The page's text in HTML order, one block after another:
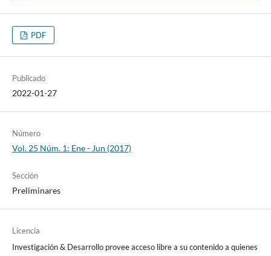
PDF
Publicado
2022-01-27
Número
Vol. 25 Núm. 1: Ene - Jun (2017)
Sección
Preliminares
Licencia
Investigación & Desarrollo provee acceso libre a su contenido a quienes